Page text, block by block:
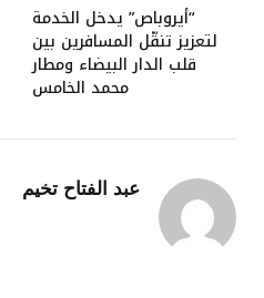
“أيروباص” يدخل الخدمة
لتعزيز تنقّل المسافرين بين
قلب الدار البيضاء ومطار
محمد الخامس
عبد الفتاح تخيم